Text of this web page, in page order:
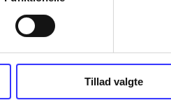
Tillad valgte